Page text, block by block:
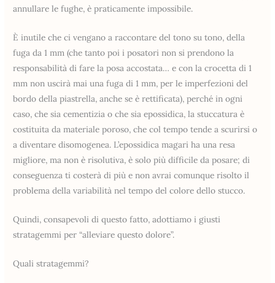
annullare le fughe, è praticamente impossibile.
È inutile che ci vengano a raccontare del tono su tono, della
fuga da 1 mm (che tanto poi i posatori non si prendono la
responsabilità di fare la posa accostata… e con la crocetta di 1
mm non uscirà mai una fuga di 1 mm, per le imperfezioni del
bordo della piastrella, anche se è rettificata), perché in ogni
caso, che sia cementizia o che sia epossidica, la stuccatura è
costituita da materiale poroso, che col tempo tende a scurirsi o
a diventare disomogenea. L’epossidica magari ha una resa
migliore, ma non è risolutiva, è solo più difficile da posare; di
conseguenza ti costerà di più e non avrai comunque risolto il
problema della variabilità nel tempo del colore dello stucco.
Quindi, consapevoli di questo fatto, adottiamo i giusti
stratagemmi per “alleviare questo dolore”.
Quali stratagemmi?